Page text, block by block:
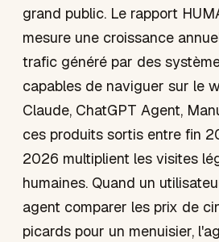
grand public. Le rapport
mesure une croissance
trafic généré par des
capables de naviguer sur le
Claude, ChatGPT Agent,
ces produits sortis entre fin
2026 multiplient les visites
humaines. Quand un
agent comparer les prix de
picards pour un menuisier,